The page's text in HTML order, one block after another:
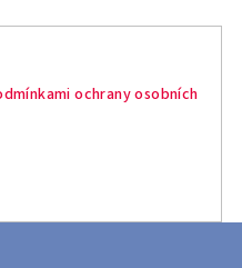
ochrany osobních